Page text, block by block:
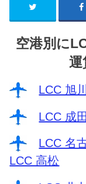
空港別に
運
LCC 旭川
LCC 成田
LCC 名
LCC 高松